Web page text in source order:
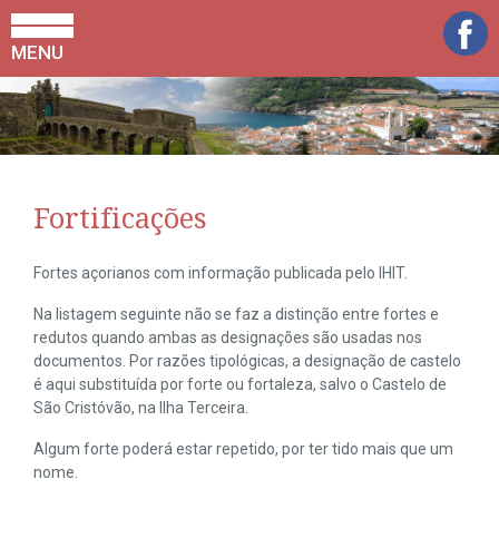
MENU
Fortificações
Fortes açorianos com informação publicada pelo IHIT.
Na listagem seguinte não se faz a distinção entre fortes e
redutos quando ambas as designações são usadas nos
documentos. Por razões tipológicas, a designação de castelo
é aqui substituída por forte ou fortaleza, salvo o Castelo de
São Cristóvão, na Ilha Terceira.
Algum forte poderá estar repetido, por ter tido mais que um
nome.